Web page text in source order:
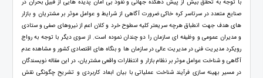
با توجه به تحقق بیش از پیش دهکده جهانی و نفوذ بی امان پدیده هایی از قبیل بحران در
صنایع متعدد در سرتاسر کره خاکی ضرورت آگاهی از شرایط و عوامل موثر بر مشتریان و بازار
های هدف جهت انطباق هرچه سریعتر کلیه سطوح خرد و کلان اعم از نیروهای صفی و ستادی
و مدیران عمومی و وظیفه ای سازمان را دو چندان نموده است. از سوی دیگر با توجه به رواج
رویکرد مدیریت فنی در مدیریت عالی در سازمان ها و بنگاه های اقتصادی کشور و مشاهده عدم
آگاهی و شناخت عوامل موثر بر نظام بازار و انتظارات واقعی مشتریان، در این مقاله نویسندگان
در مسیر بهینه سازی فرآیند شناخت عملیاتی با بیان ابعاد کاربردی و تشریح چگونگی نقش